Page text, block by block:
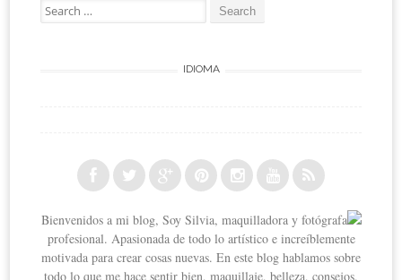
Search for:
IDIOMA
Bienvenidos a mi blog, Soy Silvia, maquilladora y fotógrafa
profesional. Apasionada de todo lo artístico e increíblemente
motivada para crear cosas nuevas. En este blog hablamos sobre
todo lo que me hace sentir bien, maquillaje, belleza, consejos,